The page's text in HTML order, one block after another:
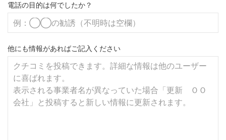
電話の目的は何でしたか？
他にも情報があればご記入ください